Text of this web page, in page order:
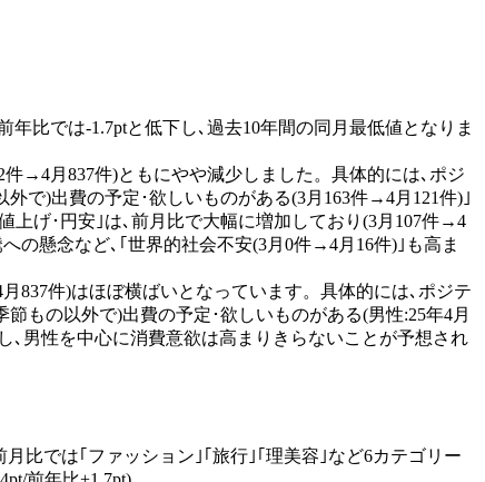
比では-1.7ptと低下し､過去10年間の同月最低値となりま
→4月837件)ともにやや減少しました。具体的には､ポジ
で)出費の予定･欲しいものがある(3月163件→4月121件)｣
上げ･円安｣は､前月比で大幅に増加しており(3月107件→4
の懸念など､｢世界的社会不安(3月0件→4月16件)｣も高ま
837件)はほぼ横ばいとなっています。具体的には､ポジテ
もの以外で)出費の予定･欲しいものがある(男性:25年4月
､男性を中心に消費意欲は高まりきらないことが予想され
比では｢ファッション｣｢旅行｣｢理美容｣など6カテゴリー